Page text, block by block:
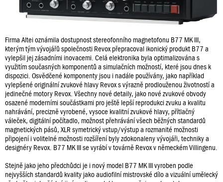
Firma Altei oznámila dostupnost stereofonního magnetofonu B77 MK III,
kterým tým vývojářů společnosti Revox přepracoval ikonický produkt B77 a
vylepšil jej zásadními inovacemi. Celá elektronika byla optimalizována s
využitím současných komponentů a simulačních možností, které jsou dnes k
dispozici. Osvědčené komponenty jsou i nadále používány, jako například
vylepšené originální zvukové hlavy Revox s výrazně prodlouženou životností a
jedinečné motory Revox. Všechny nové detaily, jako nové zvukové obvody
osazené moderními součástkami pro ještě lepší reprodukci zvuku a kvalitu
nahrávání, precizně vyrobené, vysoce kvalitní zvukové hlavy, přítlačný
váleček, digitální počítadlo, možnost přehrávání všech běžných standardů
magnetických pásů, XLR symetrický vstup/výstup a rozmanité možnosti
připojení i volitelné možnosti rozšíření byly zdokonaleny vývojáři, techniky a
designéry Revox. B77 MK III se vyrábí v továrně Revox v německém Villingenu.
Stejně jako jeho předchůdci je i nový model B77 MK III vyroben podle
nejvyšších standardů kvality jako audiofilní mistrovské dílo a vizuální umělecký